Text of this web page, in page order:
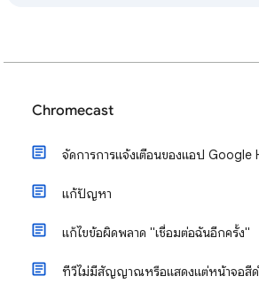
Chromecast
จัดการการแจ้งเตือนของแอป Google
แก้ปัญหา
แก้ไขข้อผิดพลาด "เชื่อมต่อฉันอีกครั้ง"
ทีวีไม่มีสัญญาณหรือแสดงแต่หน้าจอสีดํ